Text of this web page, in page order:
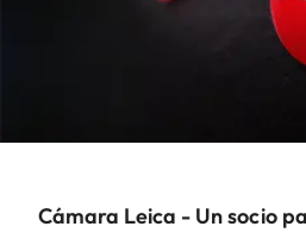
Cámara Leica - Un socio